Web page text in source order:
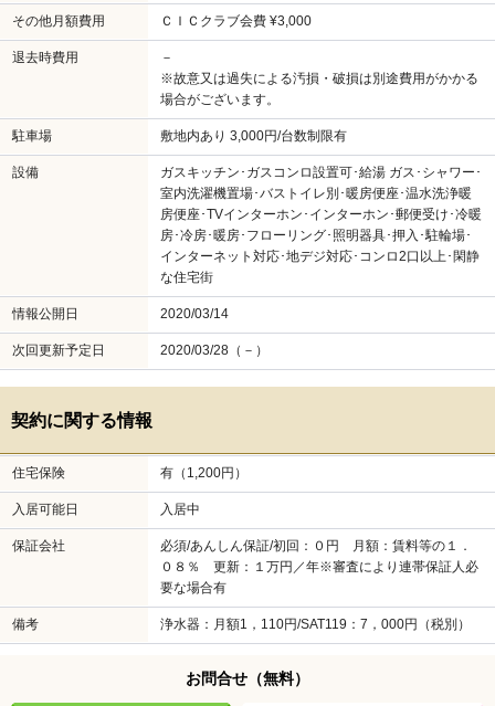
その他月額費用 ＣＩＣクラブ会費 ¥3,000
退去時費用
－
※故意又は過失による汚損・破損は別途費用がかかる
場合がございます。
駐車場 敷地内あり 3,000円/台数制限有
設備
ガスキッチン･ガスコンロ設置可･給湯 ガス･シャワー･
室内洗濯機置場･バストイレ別･暖房便座･温水洗浄暖
房便座･TVインターホン･インターホン･郵便受け･冷暖
房･冷房･暖房･フローリング･照明器具･押入･駐輪場･
インターネット対応･地デジ対応･コンロ2口以上･閑静
な住宅街
情報公開日 2020/03/14
次回更新予定日 2020/03/28（－）
契約に関する情報
住宅保険 有（1,200円）
入居可能日 入居中
保証会社
必須/あんしん保証/初回：０円 月額：賃料等の１．
０８％ 更新：１万円／年※審査により連帯保証人必
要な場合有
備考 浄水器：月額1，110円/SAT119：7，000円（税別）
お問合せ （無料）